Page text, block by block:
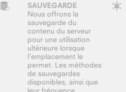
SAUVEGARDE
Nous offrons la
sauvegarde du
contenu du serveur
pour une utilisation
ultérieure lorsque
l’emplacement le
permet. Les méthodes
de sauvegardes
disponibles, ainsi que
leur fréquence,